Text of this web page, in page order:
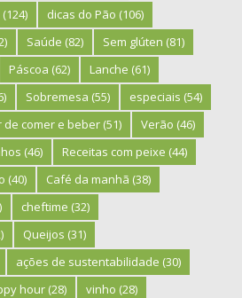
(124) dicas do Pão (106)
Saúde (82) Sem glúten (81)
Páscoa (62) Lanche (61)
Sobremesa (55) especiais (54)
de comer e beber (51) Verão (46)
(46) Receitas com peixe (44)
(40) Café da manhã (38)
cheftime (32)
Queijos (31)
ações de sustentabilidade (30)
hour (28) vinho (28)